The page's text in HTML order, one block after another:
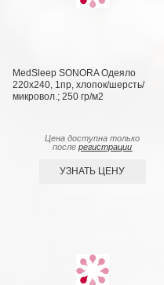
MedSleep SONORA Одеяло
220х240, 1пр, хлопок/шерсть/
микровол.; 250 гр/м2
Цена доступна только
послерегистрации
УЗНАТЬ ЦЕНУ